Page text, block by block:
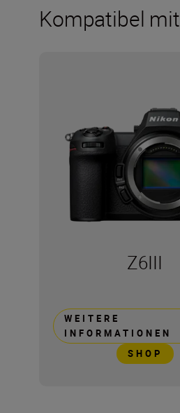
Kompatibel mit
Z6III
WEITERE
INFORMATIONEN
SHOP